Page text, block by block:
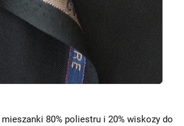
80% poliestru i 20% wiskozy do